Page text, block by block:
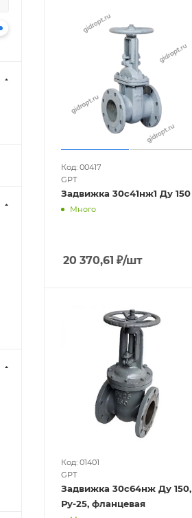
Код: 00417
GPT
Задвижка 30с41нж1 Ду 150
Много
20 370,61 ₽/шт
Код: 01401
GPT
Задвижка 30с64нж Ду 150,
Ру-25, фланцевая